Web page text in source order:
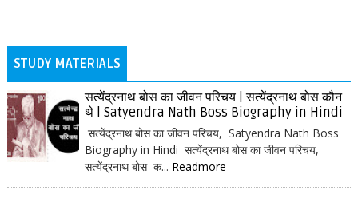
STUDY MATERIALS
सत्येंद्रनाथ बोस का जीवन परिचय | सत्येंद्रनाथ बोस कौन
थे | Satyendra Nath Boss Biography in Hindi
सत्येंद्रनाथ बोस का जीवन परिचय, Satyendra Nath Boss
Biography in Hindi सत्येंद्रनाथ बोस का जीवन परिचय,
सत्येंद्रनाथ बोस क... Readmore